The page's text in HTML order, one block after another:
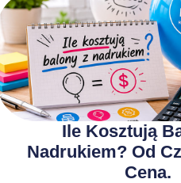
Ile Kosztują
Nadrukiem? Od
Cena.